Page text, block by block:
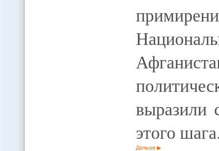
выразили
этого
Дальше